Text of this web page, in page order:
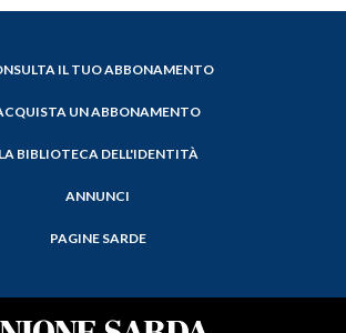
IL TUO ABBONAMENTO
UN ABBONAMENTO
LA BIBLIOTECA DELL'IDENTITÀ
ANNUNCI
PAGINE SARDE